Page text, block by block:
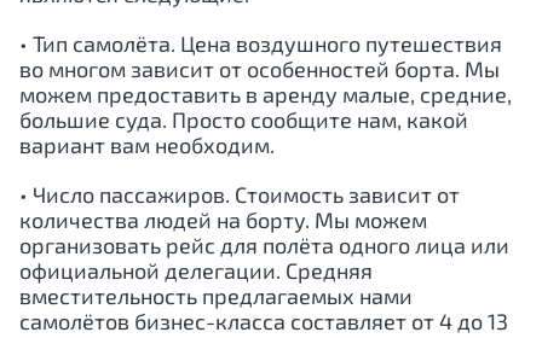
• Тип самолёта. Цена воздушного путешествия
во многом зависит от особенностей борта. Мы
можем предоставить в аренду малые, средние,
большие суда. Просто сообщите нам, какой
вариант вам необходим.
• Число пассажиров. Стоимость зависит от
количества людей на борту. Мы можем
организовать рейс для полёта одного лица или
официальной делегации. Средняя
вместительность предлагаемых нами
самолётов бизнес-класса составляет от 4 до 13